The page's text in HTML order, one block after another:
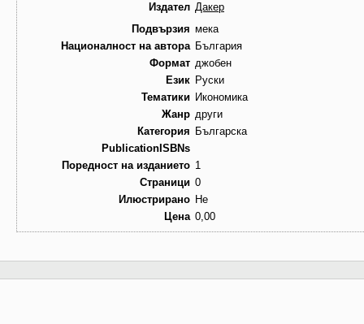
Издател Дакер
Подвързия мека
Националност на автора България
Формат джобен
Език Руски
Тематики Икономика
Жанр други
Категория Българска
PublicationISBNs
Поредност на изданието 1
Страници 0
Илюстрирано Не
Цена 0,00